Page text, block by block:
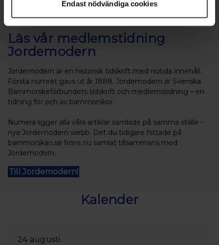
Endast nödvändiga cookies
Läs vår medlemstidning
Jordemodern
Jordemodern är en historisk tidskrift med nutida innehåll.
Första numret gavs ut år 1888. Jordemodern är Svenska
Barnmorskeförbundets tidskrift och medlemstidning – en
tidning för och av barnmorskor.
Numera ligger alla våra artiklar samlade på samma ställe -
nya Jordemodern webb. Det du tidigare hittade på
barnmorskan.se finns nu samlat tillsammans med
Jordemodern.
Till Jordemodern!
Kalender
24 augusti